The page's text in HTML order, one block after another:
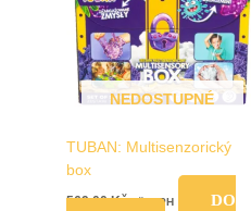
NEDOSTUPNÉ
TUBAN: Multisenzorický
box
569,00Kč vč. DPH
DO